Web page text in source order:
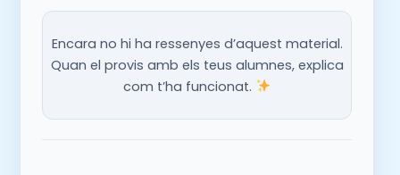
Encara no hi ha ressenyes d’aquest material.
Quan el provis amb els teus alumnes, explica
com t’ha funcionat.